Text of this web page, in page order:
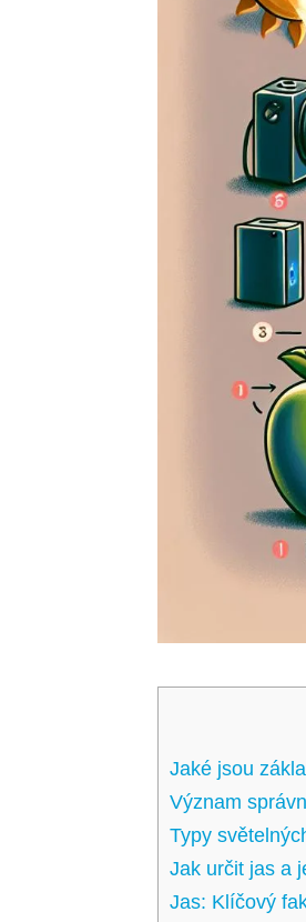
Jaké jsou
Význam
Typy
Jak určit jas a
Jas: Klíčový